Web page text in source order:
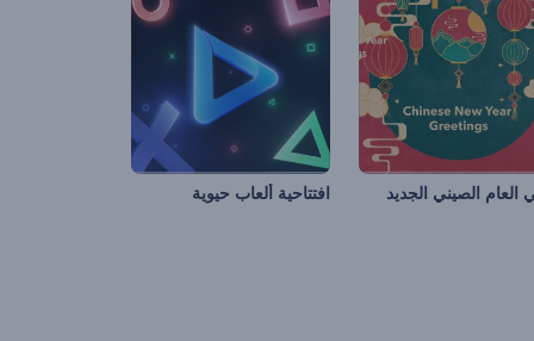
العام الصيني الجديد افتتاحية ألعاب حيوية